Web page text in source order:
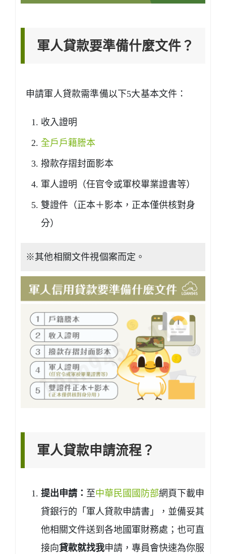
軍人貸款要準備什麼文件？
申請軍人貸款需準備以下5大基本文件：
收入證明
全戶戶籍謄本
撥款存摺封面影本
軍人證明（任官令或軍校畢業證書等）
雙證件（正本＋影本，正本僅供核對身
分）
※其他相關文件視個案而定。
軍人貸款申請流程？
提出申請： 至中華民國國防部網頁下載申
貸銀行的「軍人貸款申請書」，並備妥其
他相關文件送到各地國軍財務處；也可直
接向貸款就找我申請，專員會快速為你服